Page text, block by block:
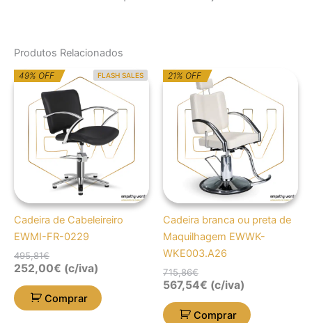
Produtos Relacionados
FLASH SALES
49% OFF
Cadeira de Cabeleireiro
EWMI-FR-0229
495,81€
O
preço
original
era:
495,81€.
O
preço
é:
252,00€.
252,00€ (c/iva)
Comprar
21% OFF
Cadeira branca ou preta de
Maquilhagem EWWK-
WKE003.A26
715,86€
O
preço
original
715,86€.
O
preço
atual
567,54€.
567,54€ (c/iva)
Comprar